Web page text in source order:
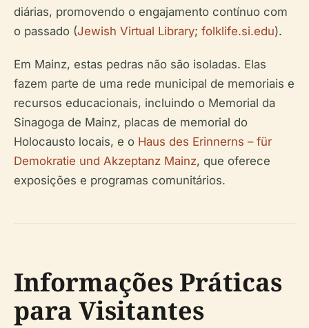
diárias, promovendo o engajamento contínuo com
o passado (Jewish Virtual Library; folklife.si.edu).
Em Mainz, estas pedras não são isoladas. Elas
fazem parte de uma rede municipal de memoriais e
recursos educacionais, incluindo o Memorial da
Sinagoga de Mainz, placas de memorial do
Holocausto locais, e o Haus des Erinnerns – für
Demokratie und Akzeptanz Mainz, que oferece
exposições e programas comunitários.
Informações Práticas
para Visitantes